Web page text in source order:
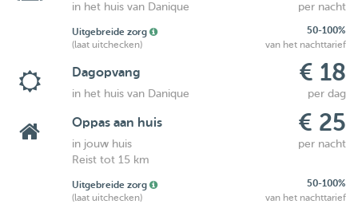
in het huis van Danique per nacht
Uitgebreide zorg
50-100%
(laat uitchecken)
van het nachttarief
Dagopvang € 18
in het huis van Danique per dag
Oppas aan huis € 25
in jouw huis
per nacht
Reist tot 15 km
Uitgebreide zorg
50-100%
(laat uitchecken)
van het nachttarief